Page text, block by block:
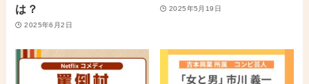
は？
2025年6月2日
2025年5月19日